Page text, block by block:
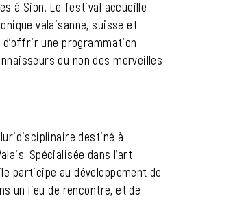
à Sion. Le festival accueille
valaisanne, suisse et
une programmation
ou non des merveilles
destiné à
Spécialisée dans l'art
participe au développement de
un lieu de rencontre, et de